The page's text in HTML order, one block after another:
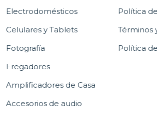
Electrodomésticos
Celulares y Tablets
Fotografía
Fregadores
Amplificadores de Casa
Accesorios de audio
Política
Términos
Política